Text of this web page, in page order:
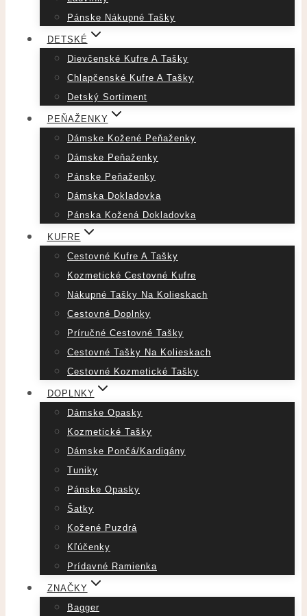
Pánske Nákupné Tašky
DETSKÉ
Dievčenské Kufre A Tašky
Chlapčenské Kufre A Tašky
Detský Sortiment
PEŇAŽENKY
Dámske Kožené Peňaženky
Dámske Peňaženky
Pánske Peňaženky
Dámska Dokladovka
Pánska Kožená Dokladovka
KUFRE
Cestovné Kufre A Tašky
Kozmetické Cestovné Kufre
Nákupné Tašky Na Kolieskach
Cestovné Doplnky
Príručné Cestovné Tašky
Cestovné Tašky Na Kolieskach
Cestovné Kozmetické Tašky
DOPLNKY
Dámske Opasky
Kozmetické Tašky
Dámske Pončá/Kardigány
Tuniky
Pánske Opasky
Šatky
Kožené Puzdrá
Kľúčenky
Prídavné Ramienka
ZNAČKY
Bagger